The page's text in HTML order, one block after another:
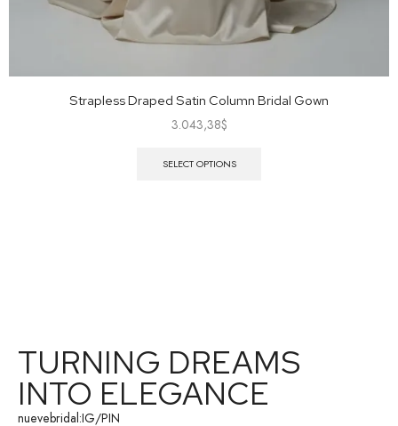
Strapless Draped Satin Column Bridal Gown
3.043,38$
SELECT OPTIONS
TURNING DREAMS
INTO ELEGANCE
nuevebridal:IG/PIN